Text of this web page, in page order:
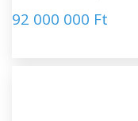
92 000 000 Ft